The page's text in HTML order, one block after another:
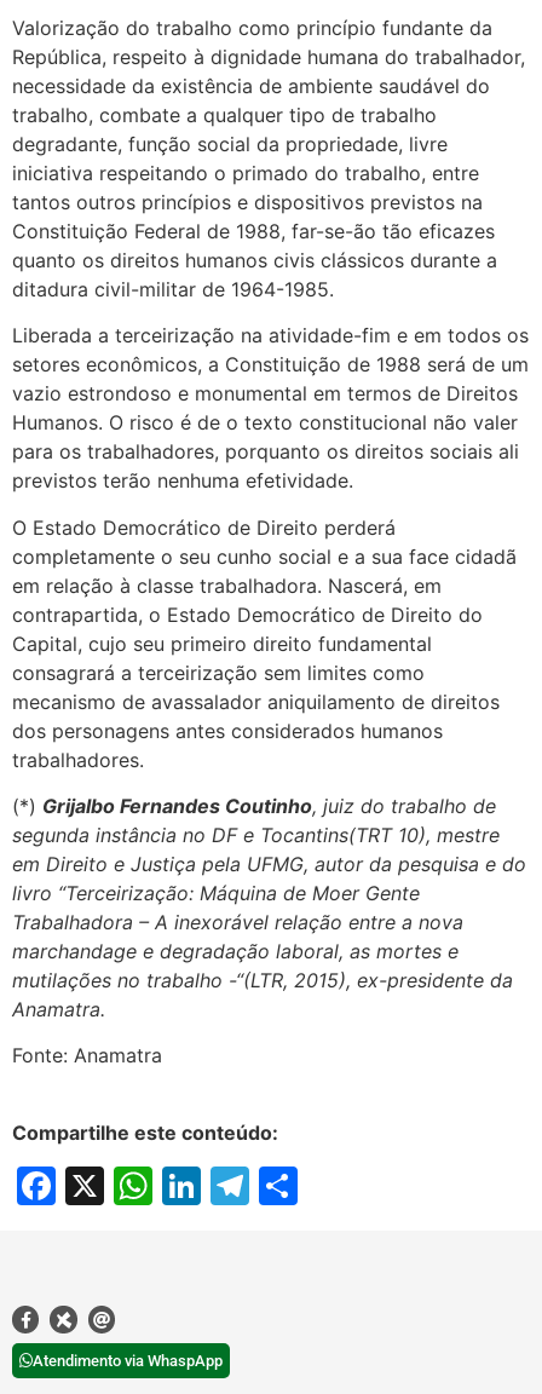
Valorização do trabalho como princípio fundante da
República, respeito à dignidade humana do trabalhador,
necessidade da existência de ambiente saudável do
trabalho, combate a qualquer tipo de trabalho
degradante, função social da propriedade, livre
iniciativa respeitando o primado do trabalho, entre
tantos outros princípios e dispositivos previstos na
Constituição Federal de 1988, far-se-ão tão eficazes
quanto os direitos humanos civis clássicos durante a
ditadura civil-militar de 1964-1985.
Liberada a terceirização na atividade-fim e em todos os
setores econômicos, a Constituição de 1988 será de um
vazio estrondoso e monumental em termos de Direitos
Humanos. O risco é de o texto constitucional não valer
para os trabalhadores, porquanto os direitos sociais ali
previstos terão nenhuma efetividade.
O Estado Democrático de Direito perderá
completamente o seu cunho social e a sua face cidadã
em relação à classe trabalhadora. Nascerá, em
contrapartida, o Estado Democrático de Direito do
Capital, cujo seu primeiro direito fundamental
consagrará a terceirização sem limites como
mecanismo de avassalador aniquilamento de direitos
dos personagens antes considerados humanos
trabalhadores.
(*) Grijalbo Fernandes Coutinho, juiz do trabalho de
segunda instância no DF e Tocantins(TRT 10), mestre
em Direito e Justiça pela UFMG, autor da pesquisa e do
livro “Terceirização: Máquina de Moer Gente
Trabalhadora – A inexorável relação entre a nova
marchandage e degradação laboral, as mortes e
mutilações no trabalho -“(LTR, 2015), ex-presidente da
Anamatra.
Fonte: Anamatra
Compartilhe este conteúdo:
Facebook
X WhatsApp
LinkedIn
Telegram
Atendimento via WhaspApp